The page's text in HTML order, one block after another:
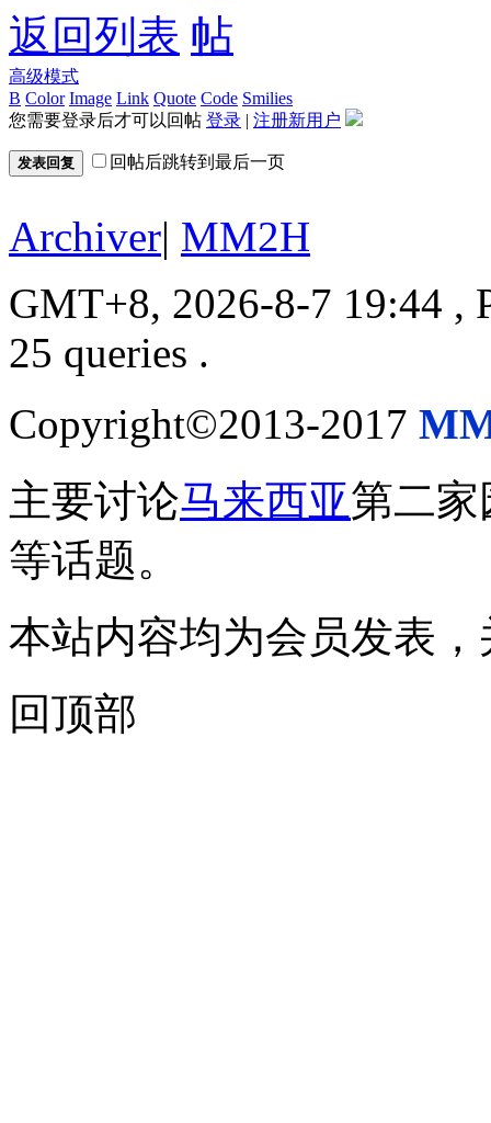
返回列表
高级模式
B Color Image Link Quote Code Smilies
您需要登录后才可以回帖 登录 | 注册新用户
发表回复 回帖后跳转到最后一页
Archiver| MM2H
GMT+8, 2026-8-7 19:44 ,
25 queries .
Copyright©2013-2017
主要讨论马来西亚第二
等话题。
本站内容均为会员发表
回顶部